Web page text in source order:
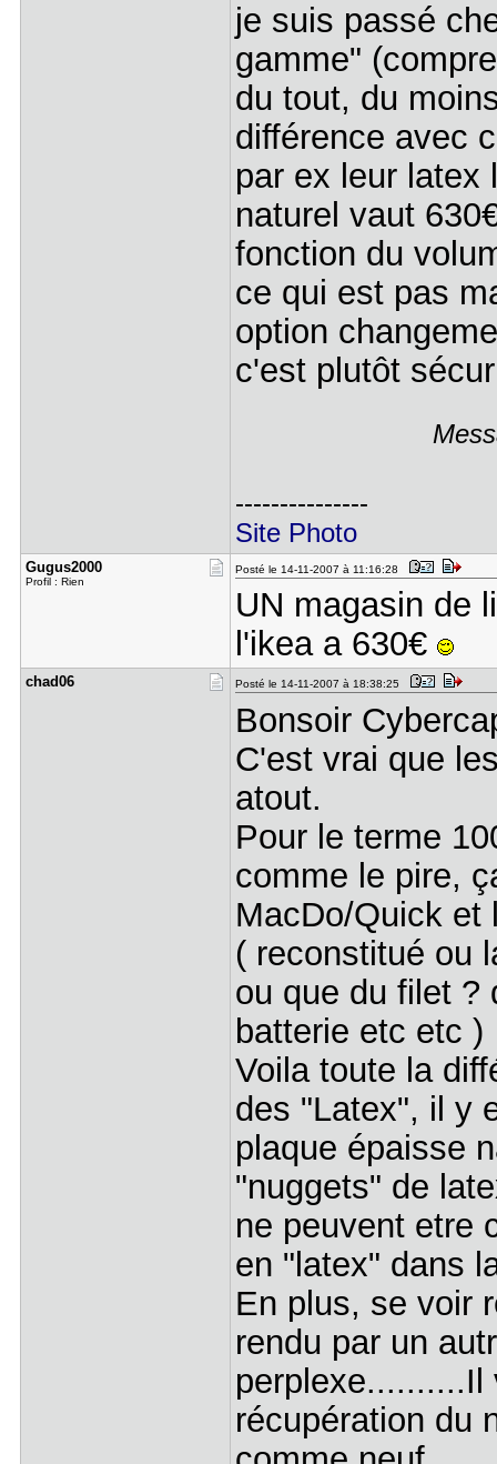
je suis passé
gamme"
du tout, du
différence avec
par ex leur latex
naturel vaut
fonction du
ce qui est pas
option
c'est plutôt
---------------
Site Photo
Gugus2000
Profil : Rien
Posté le 14-11-2007 à 11:16:28
UN magasin de
l'ikea a 630€
chad06 Posté le 14-11-2007 à 18:38:25
Bonsoir
C'est vrai que
atout.
Pour le terme
comme le pire,
MacDo/Quick et
( reconstitué ou
ou que du filet ?
batterie etc etc )
Voila toute la
des "Latex", il y
plaque épaisse
"nuggets" de
ne peuvent etre
en "latex" dans
En plus, se voir
rendu par un
perplexe..........Il
récupération du